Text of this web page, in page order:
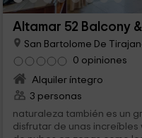
Altamar 52 Balcony &
San Bartolome De
0 opiniones
Alquiler íntegro
3 personas
naturaleza también es un
disfrutar de unas